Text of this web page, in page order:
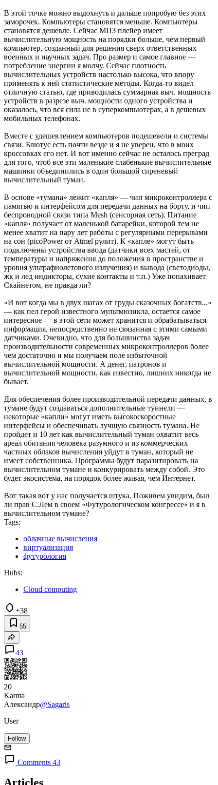
В этой точке можно выдохнуть и дальше попробую без этих
заморочек. Компьютеры становятся меньше. Компьютеры
становятся дешевле. Сейчас МП3 плейер имеет
вычислительную мощность на порядки больше, чем первый
компьютер, созданный для решения сверх ответственных
военных и научных задач. Про размер и самое главное —
потребление энергии я молчу. Сейчас плотность
вычислительных устройств настолько высока, что впору
применять к ней статистические методы. Когда-то видел
отличную статью, где приводилась суммарная выч. мощность
устройств в разрезе выч. мощности одного устройства и
оказалось, что вся сила не в суперкомпьютерах, а в дешевых
мобильных телефонах.
Вместе с удешевлением компьютеров подешевели и системы
связи. Блютус есть почти везде и я не уверен, что в моих
кроссовках его нет. И вот именно сейчас не осталось преград
для того, чтоб все эти маленькие слабенькие вычислительные
машинки объединились в один большой сиреневый
вычислительный туман.
В основе «тумана» лежит «капля» — чип микроконтроллера с
памятью и интерфейсом для передачи данных на борту, и чип
беспроводной связи типа Mesh (сенсорная сеть). Питание
«капля» получает от маленькой батарейки, которой тем не
менее хватит на пару лет работы с регулярными перерывами
на сон (picoPower от Atmel рулит). К «капле» могут быть
подключены устройства ввода (датчики всех мастей, от
температуры и напряжения до положения в пространстве и
уровня ультрафиолетового излучения) и вывода (светодиоды,
жк и лед индикторы, сухие контакты и т.п.) Уже попахивает
Скайнетом, не правда ли?
«И вот когда мы в двух шагах от груды сказочных богатств...»
— как пел герой известного мультмюзикла, остается самое
интересное — в этой сети может хранится и обрабатываться
информация, непосредственно не связанная с этими самыми
датчиками. Очевидно, что для большинства задач
производительности современных микроконтроллеров более
чем достаточно и мы получаем поле избыточной
вычислительной мощности. А денег, патронов и
вычислительной мощности, как известно, лишних никогда не
бывает.
Для обеспечения более производительной передачи данных, в
тумане будут создаваться дополнительные туннели —
некоторые «капли» могут иметь высокоскоростные
интерфейсы и обеспечивать лучшую связность тумана. Не
пройдет и 10 лет как вычислительный туман охватит весь
ареал обитания человека разумного и из коммерческих
частных облаков вычисления уйдут в туман, который не
имеет собственника. Программы будут паразитировать на
вычислительном тумане и конкурировать между собой. Это
будет экосистема, на порядок более живая, чем Интернет.
Вот такая вот у нас получается штука. Поживем увидим, был
ли прав С.Лем в своем «Футурологическом конгрессе» и я в
вычислительном тумане?
Tags:
облачные вычисления
виртуализация
футурология
Hubs:
Cloud computing
+38
55
43
20
Karma
Александр@Sagaris
User
Follow
Comments 43